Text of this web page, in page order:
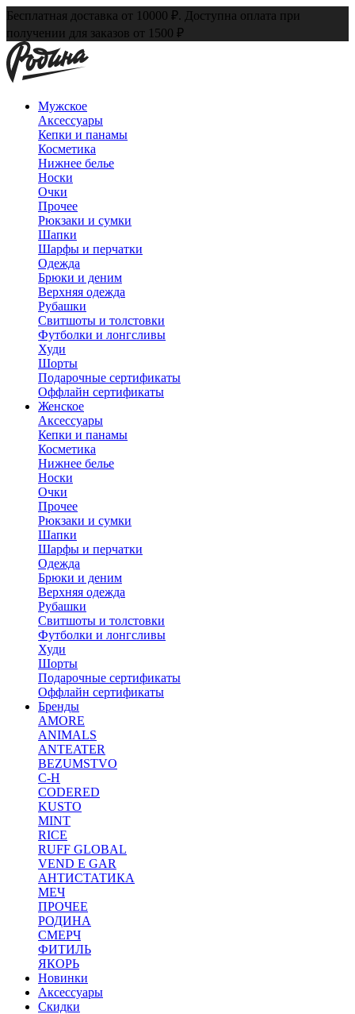
Бесплатная доставка от 10000 ₽. Доступна оплата при
получении для заказов от 1500 ₽
Мужское
Аксессуары
Кепки и панамы
Косметика
Нижнее белье
Носки
Очки
Прочее
Рюкзаки и сумки
Шапки
Шарфы и перчатки
Одежда
Брюки и деним
Верхняя одежда
Рубашки
Свитшоты и толстовки
Футболки и лонгсливы
Худи
Шорты
Подарочные сертификаты
Оффлайн сертификаты
Женское
Аксессуары
Кепки и панамы
Косметика
Нижнее белье
Носки
Очки
Прочее
Рюкзаки и сумки
Шапки
Шарфы и перчатки
Одежда
Брюки и деним
Верхняя одежда
Рубашки
Свитшоты и толстовки
Футболки и лонгсливы
Худи
Шорты
Подарочные сертификаты
Оффлайн сертификаты
Бренды
AMORE
ANIMALS
ANTEATER
BEZUMSTVO
C-H
CODERED
KUSTO
MINT
RICE
RUFF GLOBAL
VEND E GAR
АНТИСТАТИКА
МЕЧ
ПРОЧЕЕ
РОДИНА
СМЕРЧ
ФИТИЛЬ
ЯКОРЬ
Новинки
Аксессуары
Скидки